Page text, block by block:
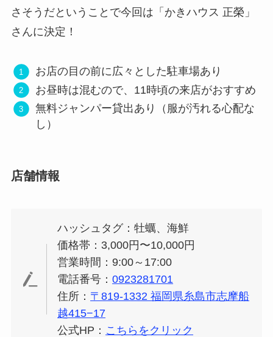
さそうだということで今回は「かきハウス 正榮」
さんに決定！
お店の目の前に広々とした駐車場あり
お昼時は混むので、11時頃の来店がおすすめ
無料ジャンパー貸出あり（服が汚れる心配な
し）
店舗情報
ハッシュタグ：牡蠣、海鮮
価格帯：3,000円〜10,000円
営業時間：9:00～17:00
電話番号：0923281701
住所： 〒819-1332 福岡県糸島市志摩船
越415−17
公式HP： こちらをクリック